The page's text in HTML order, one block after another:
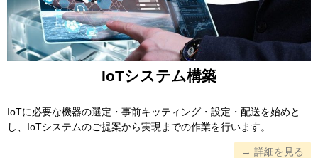
IoTシステム構築
IoTに必要な機器の選定・事前キッティング・設定・配送を始めと
し、IoTシステムのご提案から実現までの作業を行います。
→ 詳細を見る